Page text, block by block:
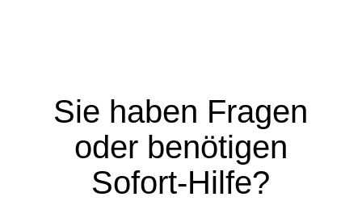
Sie haben Fragen
oder benötigen
Sofort-Hilfe?